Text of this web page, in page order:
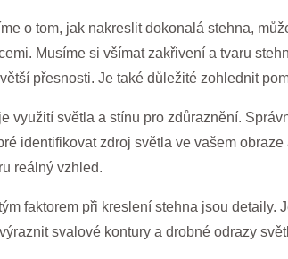
o tom, jak nakreslit dokonalá stehna,
Musíme si všímat zakřivení a tvaru
přesnosti. Je také důležité zohlednit
využití světla a stínu pro zdůraznění.
identifikovat zdroj světla ve vašem
reálný vzhled.
faktorem při kreslení stehna jsou detaily.
svalové kontury a drobné odrazy